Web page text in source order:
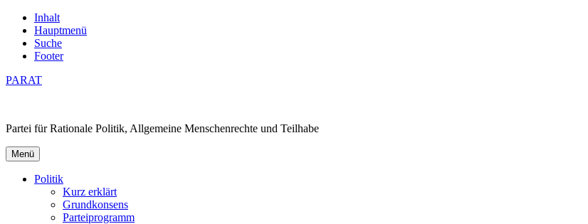
Inhalt
Hauptmenü
Suche
Footer
PARAT
Partei für Rationale Politik, Allgemeine Menschenrechte und Teilhabe
Menü
Politik
Kurz erklärt
Grundkonsens
Parteiprogramm